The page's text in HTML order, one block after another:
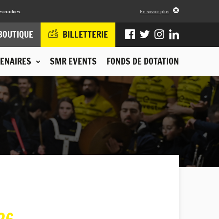
cookies. En savoir plus
SMR EVENTS FONDS DE DOTATION
BILLETTERIE